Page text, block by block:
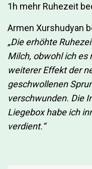
1h mehr Ruhezeit
Armen Xurshudyan
„Die erhöhte
Milch, obwohl ich es
weiterer Effekt der
geschwollenen
verschwunden. Die
Liegebox habe ich
verdient.“